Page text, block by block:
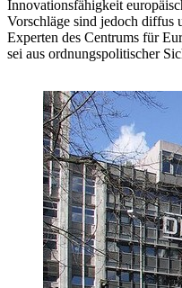
Innovationsfähigkeit
Vorschläge sind jedoch diffus
Experten des Centrums für
sei aus ordnungspolitischer